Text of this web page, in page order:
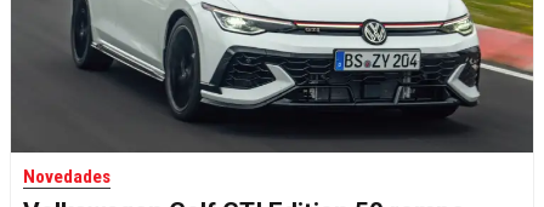
Novedades